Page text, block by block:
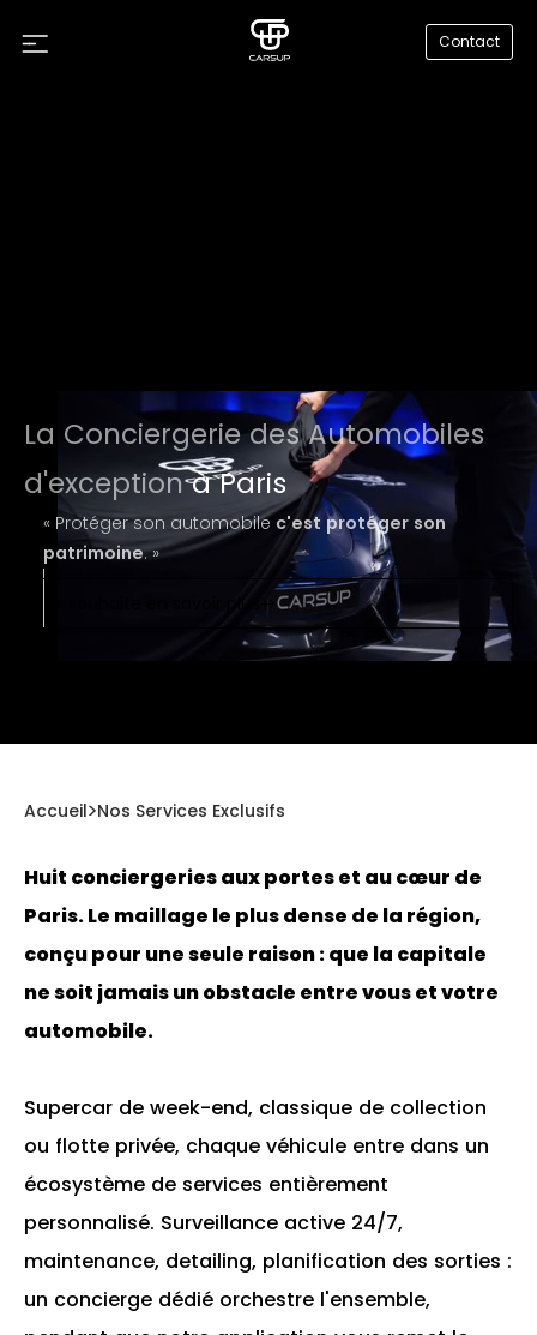
Contact
La Conciergerie des Automobiles
d'exceptionà Paris
« Protéger son automobile c'est protéger son
patrimoine. »
Accueil Nos Services Exclusifs
Huit conciergeries aux portes et au cœur de
Paris. Le maillage le plus dense de la région,
conçu pour une seule raison : que la capitale
ne soit jamais un obstacle entre vous et votre
automobile.
Supercar de week-end, classique de collection
ou flotte privée, chaque véhicule entre dans un
écosystème de services entièrement
personnalisé. Surveillance active 24/7,
maintenance, detailing, planification des sorties :
un concierge dédié orchestre l'ensemble,